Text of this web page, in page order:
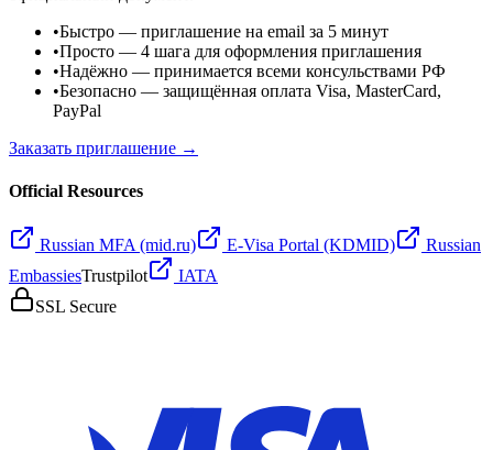
•Быстро — приглашение на email за 5 минут
•Просто — 4 шага для оформления приглашения
•Надёжно — принимается всеми консульствами РФ
•Безопасно — защищённая оплата Visa, MasterCard,
PayPal
Заказать приглашение →
Official Resources
Russian MFA (mid.ru) E-Visa Portal (KDMID)
Russian
EmbassiesTrustpilot
IATA
SSL Secure